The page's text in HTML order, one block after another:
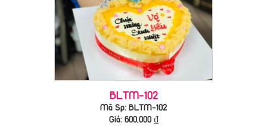
BLTM-102
Mã Sp: BLTM-102
Giá: 600,000₫